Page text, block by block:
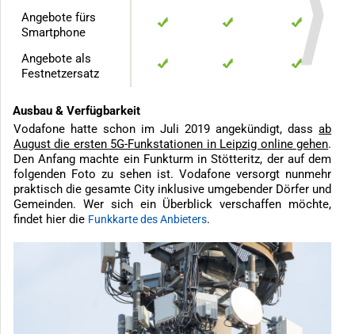
Angebote fürs
Smartphone
Angebote als
Festnetzersatz
Ausbau & Verfügbarkeit
Vodafone hatte schon im Juli 2019 angekündigt, dassab
August die ersten 5G-Funkstationen in Leipzig online gehen.
Den Anfang machte ein Funkturm in Stötteritz, der auf dem
folgenden Foto zu sehen ist. Vodafone versorgt nunmehr
praktisch die gesamte City inklusive umgebender Dörfer und
Gemeinden. Wer sich ein Überblick verschaffen möchte,
findet hier die Funkkarte des Anbieters.